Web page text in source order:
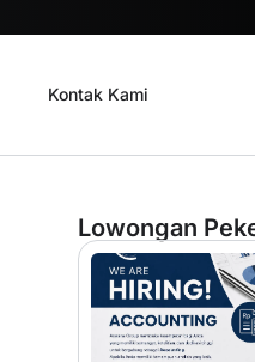
Kontak Kami
Lowongan